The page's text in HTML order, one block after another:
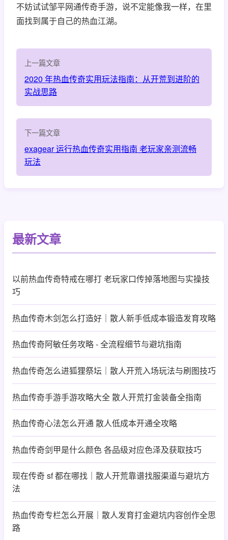
不妨试试邹平网通传奇手游，说不定能像我一样，在里
面找到属于自己的热血江湖。
上一篇文章
2020 年热血传奇实用玩法指南：从开荒到进阶的
实战思路
下一篇文章
exagear 运行热血传奇实用指南 老玩家亲测流畅
玩法
最新文章
以前热血传奇特戒在哪打 老玩家口传掉落地图与实操技
巧
热血传奇木剑怎么打造好｜散人新手低成本锻造发育攻略
热血传奇阿敏任务攻略 - 全流程细节与避坑指南
热血传奇怎么进狐狸祭坛｜散人开荒入场玩法与刷图技巧
热血传奇手游手游攻略大全 散人开荒打金装备全指南
热血传奇心法怎么开通 散人低成本开通全攻略
热血传奇剑甲是什么颜色 各品级对应色泽及获取技巧
现在传奇 sf 都在哪找｜散人开荒靠谱找服渠道与避坑方
法
热血传奇专栏怎么开展｜散人发育打金避坑内容创作全思
路